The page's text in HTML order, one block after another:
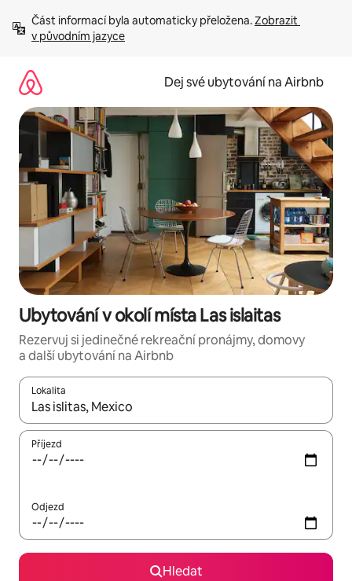
obsah
Část informací byla automaticky přeložena. Zobrazit
v původním jazyce
Dej své ubytování na Airbnb
Ubytování v okolí místa Las islaitas
Rezervuj si jedinečné rekreační pronájmy, domovy
a další ubytování na Airbnb
Lokalita
Až budou výsledky k dispozici, můžeš si je procházet pomocí
Příjezd
Odjezd
Hledat